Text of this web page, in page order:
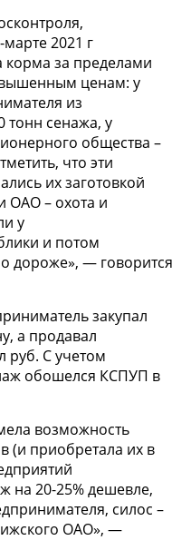
2021 г
корма за пределами
ценам: у
из
тонн сенажа, у
общества –
что эти
их заготовкой
ОАО – охота и
у
и потом
дороже», — говорится
закупал
а продавал
руб. С учетом
обошелся КСПУП в
возможность
(и приобретала их в
на 20-25% дешевле,
силос –
ОАО», —